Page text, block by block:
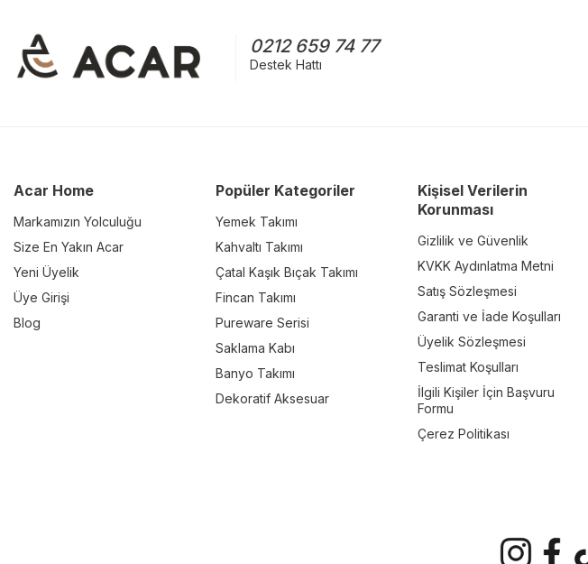
0212 659 74 77
Destek Hattı
Acar Home
Markamızın Yolculuğu
Size En Yakın Acar
Yeni Üyelik
Üye Girişi
Blog
Popüler Kategoriler
Yemek Takımı
Kahvaltı Takımı
Çatal Kaşık Bıçak Takımı
Fincan Takımı
Pureware Serisi
Saklama Kabı
Banyo Takımı
Dekoratif Aksesuar
Kişisel Verilerin
Korunması
Gizlilik ve Güvenlik
KVKK Aydınlatma Metni
Satış Sözleşmesi
Garanti ve İade Koşulları
Üyelik Sözleşmesi
Teslimat Koşulları
İlgili Kişiler İçin Başvuru
Formu
Çerez Politikası